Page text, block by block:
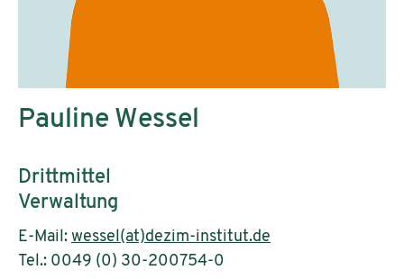
Pauline Wessel
Drittmittel
Verwaltung
E-Mail: wessel(at)dezim-institut.de
Tel.: 0049 (0) 30-200754-0